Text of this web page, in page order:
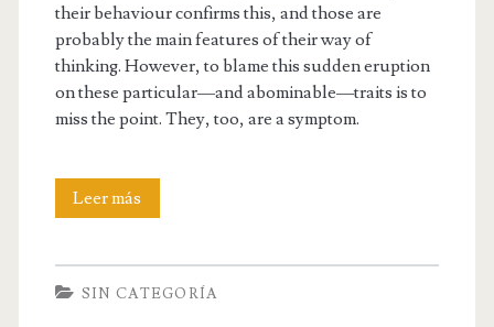
their behaviour confirms this, and those are
probably the main features of their way of
thinking. However, to blame this sudden eruption
on these particular—and abominable—traits is to
miss the point. They, too, are a symptom.
Leer más
SIN CATEGORÍA